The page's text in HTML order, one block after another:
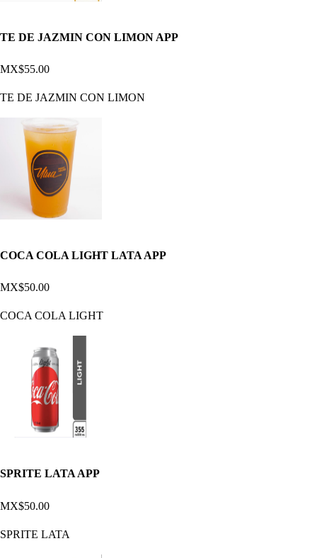
TE DE JAZMIN CON LIMON APP
MX$55.00
TE DE JAZMIN CON LIMON
COCA COLA LIGHT LATA APP
MX$50.00
COCA COLA LIGHT
SPRITE LATA APP
MX$50.00
SPRITE LATA